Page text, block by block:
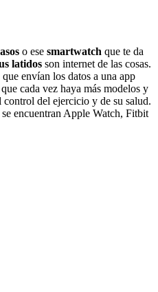
o ese smartwatch que te da
latidos son internet de las cosas.
envían los datos a una app
cada vez haya más modelos y
control del ejercicio y de su salud.
encuentran Apple Watch, Fitbit